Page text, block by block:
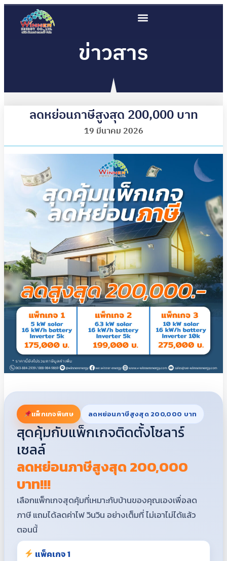
ข่าวสาร
ลดหย่อนภาษีสูงสุด 200,000 บาท
19 มีนาคม 2026
แพ็กเกจพิเศษ ลดหย่อนภาษีสูงสุด 200,000 บาท
สุดคุ้มกับแพ็กเกจติดตั้งโซลาร์
เซลล์
ลดหย่อนภาษีสูงสุด 200,000
บาท!!!
เลือกแพ็กเกจสุดคุ้มที่เหมาะกับบ้านของคุณเองเพื่อลด
ภาษี แถมได้ลดค่าไฟ วินวิน อย่างเต็มที่ ไม่เอาไม่ได้แล้ว
ตอนนี้
แพ็คเกจ 1